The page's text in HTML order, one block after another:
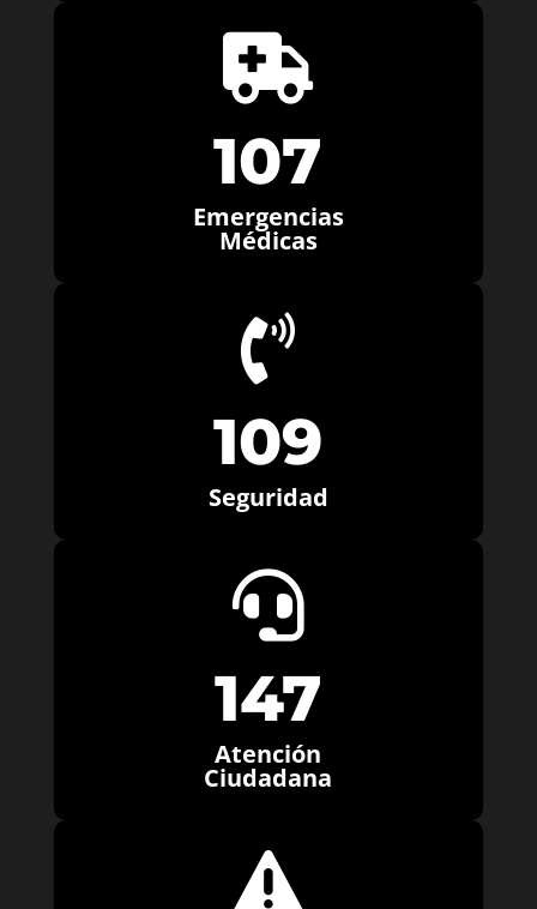

107
Emergencias
Médicas

109
Seguridad

147
Atención
Ciudadana
